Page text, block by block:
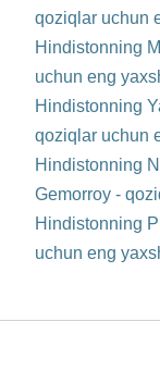
qoziqlar uchun
Hindistonning
uchun eng
Hindistonning
qoziqlar uchun
Hindistonning
Gemorroy -
Hindistonning
uchun eng